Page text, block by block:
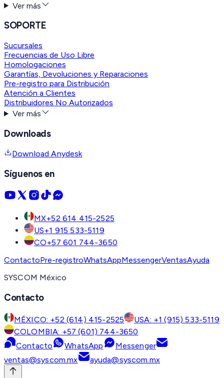
Ver más
SOPORTE
Sucursales
Frecuencias de Uso Libre
Homologaciones
Garantías, Devoluciones y Reparaciones
Pre-registro para Distribución
Atención a Clientes
Distribuidores No Autorizados
Ver más
Downloads
Download Anydesk
Síguenos en
MX+52 614 415-2525
US+1 915 533-5119
CO+57 601 744-3650
ContactoPre-registroWhatsAppMessengerVentasAyuda
SYSCOM México
Contacto
MÉXICO: +52 (614) 415-2525
USA: +1 (915) 533-5119
COLOMBIA: +57 (601) 744-3650
Contacto
WhatsApp
Messenger
ventas@syscom.mx
ayuda@syscom.mx